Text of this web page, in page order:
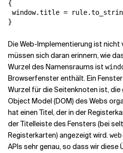
{
window.title =
}
Die Web-Implementierung ist nicht
müssen sich daran erinnern, wie
Wurzel des Namensraums ist
Browserfenster enthält. Ein
Wurzel für die Seitenknoten ist,
Object Model (DOM) des Webs
hat einen Titel, der in der
der Titelleiste des Fensters (bei
Registerkarten) angezeigt wird.
APIs sehr genau, so dass wir